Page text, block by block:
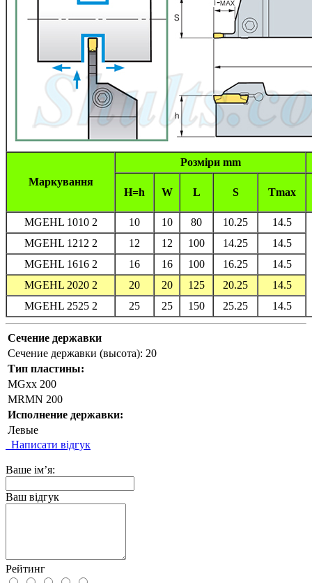
Маркування
Розміри mm
H=h W L S Tmax
MGEHL 1010 2 10 10 80 10.25
14.5
MGEHL 1212 2
12 12 100 14.25
14.5
MGEHL 1616 2
16 16 100 16.25
14.5
MGEHL 2020 2
20 20 125 20.25
14.5
MGEHL 2525 2
25 25 150 25.25 14.5
Сечение державки
Сечение державки (высота): 20
Тип пластины:
MGxx 200
MRMN 200
Исполнение державки:
Левые
Написати відгук
Ваше ім’я:
Ваш відгук
Рейтинг